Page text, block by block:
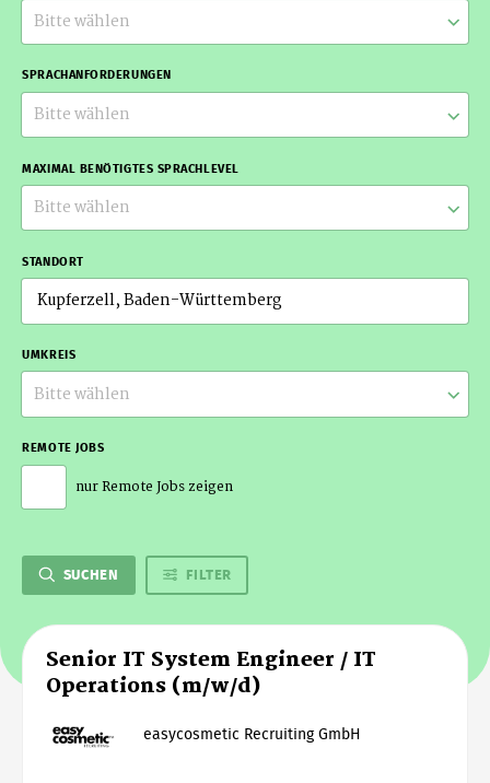
Bitte wählen
SPRACHANFORDERUNGEN
Bitte wählen
MAXIMAL BENÖTIGTES SPRACHLEVEL
Bitte wählen
STANDORT
UMKREIS
Bitte wählen
REMOTE JOBS
nur Remote Jobs zeigen
SUCHEN FILTER
Senior IT System Engineer / IT
Operations (m/w/d)
easycosmetic Recruiting GmbH